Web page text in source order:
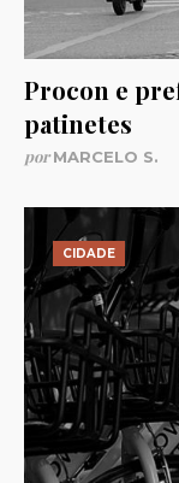
Procon e
patinetes
porMARCELO S.
CIDADE